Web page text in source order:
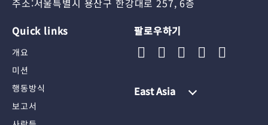
주소:서울특별시 용산구 한강대로 257, 6층
Quick links
개요
미션
행동방식
보고서
팔로우하기
East Asia